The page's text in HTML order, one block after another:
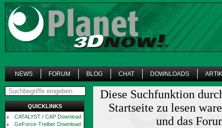
NEWS FORUM BLOG CHAT DOWNLOADS
QUICKLINKS
CATALYST / CAP Download
GeForce-Treiber Download
Diese Suchfunktion
Startseite zu lesen
und das